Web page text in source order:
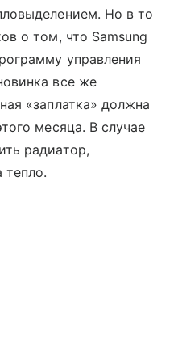
Но в то
о том, что Samsung
управления
все же
«заплатка» должна
месяца. В случае
радиатор,
тепло.